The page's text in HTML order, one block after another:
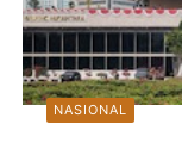
NASIONAL